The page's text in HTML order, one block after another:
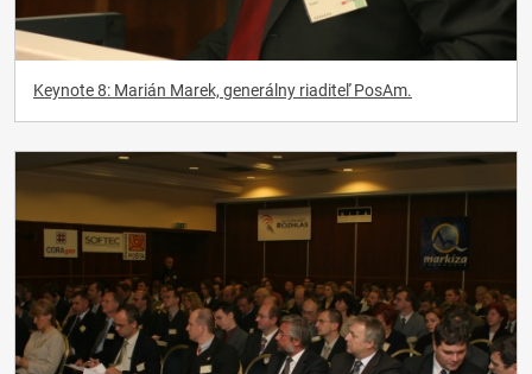
Keynote 8: Marián Marek, generálny riaditeľ PosAm.